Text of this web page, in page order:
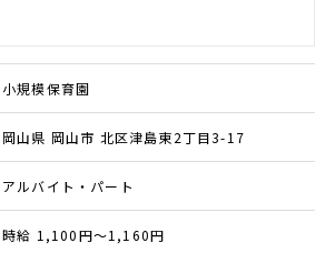
小規模保育園
岡山県 岡山市 北区津島東2丁目3-17
アルバイト・パート
時給 1,100円～1,160円